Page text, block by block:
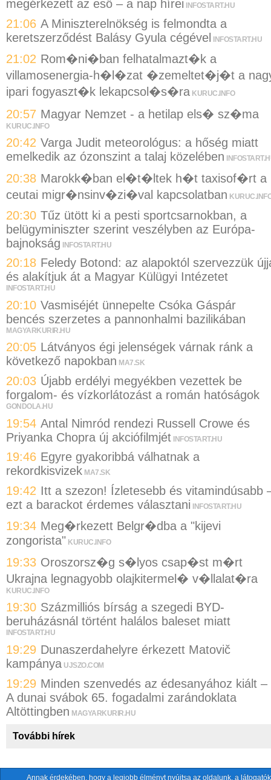
megérkezett az eső – a nap hírei
INFOSTART.HU
21:06 A Miniszterelnökség is felmondta a
keretszerződést Balásy Gyula cégével INFOSTART.HU
21:02 Rom�ni�ban felhatalmazt�k a
villamosenergia-h�l�zat �zemeltet�j�t a
ipari fogyaszt�k lekapcsol�s�ra KURUC.INFO
20:57 Magyar Nemzet - a hetilap els� sz�ma
KURUC.INFO
20:42 Varga Judit meteorológus: a hőség miatt
emelkedik az ózonszint a talaj közelében
20:38 Marokk�ban el�t�ltek h�t taxisof�rt a
ceutai migr�nsinv�zi�val kapcsolatban
20:30 Tűz ütött ki a pesti sportcsarnokban, a
belügyminiszter szerint veszélyben az Európa-
bajnokság INFOSTART.HU
20:18 Feledy Botond: az alapoktól szervezzük
és alakítjuk át a Magyar Külügyi Intézetet
INFOSTART.HU
20:10 Vasmiséjét ünnepelte Csóka Gáspár
bencés szerzetes a pannonhalmi bazilikában
MAGYARKURIR.HU
20:05 Látványos égi jelenségek várnak ránk a
következő napokban MA7.SK
20:03 Újabb erdélyi megyékben vezettek be
forgalom- és vízkorlátozást a román hatóságok
GONDOLA.HU
19:54 Antal Nimród rendezi Russell Crowe és
Priyanka Chopra új akciófilmjét INFOSTART.HU
19:46 Egyre gyakoribbá válhatnak a
rekordkisvizek MA7.SK
19:42 Itt a szezon! Ízletesebb és vitamindúsabb
ezt a barackot érdemes választani INFOSTART.HU
19:34 Meg�rkezett Belgr�dba a "kijevi
zongorista" KURUC.INFO
19:33 Oroszorsz�g s�lyos csap�st m�rt
Ukrajna legnagyobb olajkitermel� v�llalat�ra
KURUC.INFO
19:30 Százmilliós bírság a szegedi BYD-
beruházásnál történt halálos baleset miatt
INFOSTART.HU
19:29 Dunaszerdahelyre érkezett Matovič
kampánya UJSZO.COM
19:29 Minden szenvedés az édesanyához kiált –
A dunai svábok 65. fogadalmi zarándoklata
Altöttingben MAGYARKURIR.HU
További hírek
Annak érdekében, hogy a legjobb élményt nyújtsa az oldalunk, a látogatók